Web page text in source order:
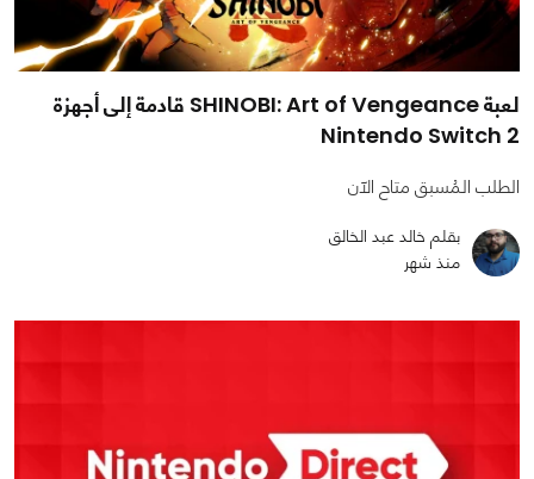
لعبة SHINOBI: Art of Vengeance قادمة إلى أجهزة
Nintendo Switch 2
الطلب المُسبق متاح الآن
بقلم خالد عبد الخالق
منذ شهر